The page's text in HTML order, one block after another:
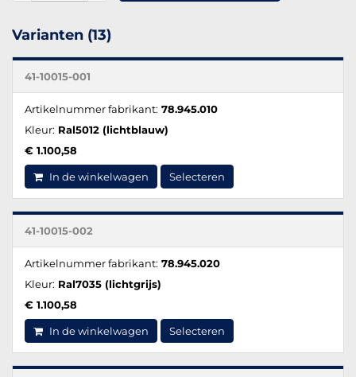
Varianten (13)
41-10015-001
Artikelnummer fabrikant: 78.945.010
Kleur: Ral5012 (lichtblauw)
€ 1.100,58
In de winkelwagen Selecteren
41-10015-002
Artikelnummer fabrikant: 78.945.020
Kleur: Ral7035 (lichtgrijs)
€ 1.100,58
In de winkelwagen Selecteren